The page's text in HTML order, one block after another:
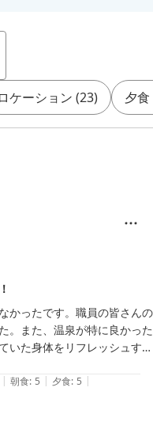
ロケーション (23) 夕食
かったです。職員の皆さんの
。また、温泉が特に良かった
いた身体をリフレッシュする
きます。
| 朝食: 5 | 夕食: 5 |